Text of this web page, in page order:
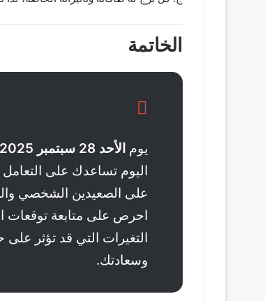
الخاتمة
يوم الأحد 28 سبتمبر 2025
اليوم تساعدك على التعامل
على الصعيدين الشخصي
احرص على متابعة توقعات
التغيرات التي قد تؤثر على
وسعادتك.